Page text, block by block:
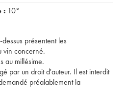
: 10°
présentent les
vin concerné.
au millésime.
par un droit d'auteur. Il est interdit
préalablement la